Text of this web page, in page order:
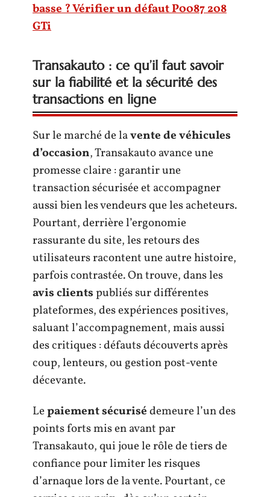
basse ? Vérifier un défaut P0087 208
GTi
Transakauto : ce qu’il faut savoir
sur la fiabilité et la sécurité des
transactions en ligne
Sur le marché de lavente de véhicules
d’occasion, Transakauto avance une
promesse claire : garantir une
transaction sécurisée et accompagner
aussi bien les vendeurs que les acheteurs.
Pourtant, derrière l’ergonomie
rassurante du site, les retours des
utilisateurs racontent une autre histoire,
parfois contrastée. On trouve, dans les
avis clientspubliés sur différentes
plateformes, des expériences positives,
saluant l’accompagnement, mais aussi
des critiques : défauts découverts après
coup, lenteurs, ou gestion post-vente
décevante.
Lepaiement sécurisédemeure l’un des
points forts mis en avant par
Transakauto, qui joue le rôle de tiers de
confiance pour limiter les risques
d’arnaque lors de la vente. Pourtant, ce